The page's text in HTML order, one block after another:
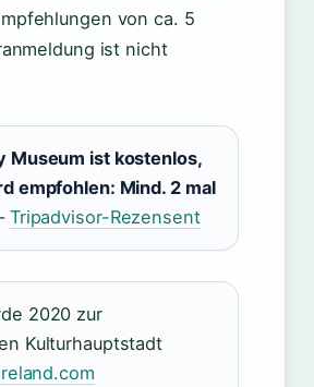
von ca. 5
ist nicht
Museum ist kostenlos,
empfohlen: Mind. 2 mal
Tripadvisor-Rezensent
2020 zur
Kulturhauptstadt